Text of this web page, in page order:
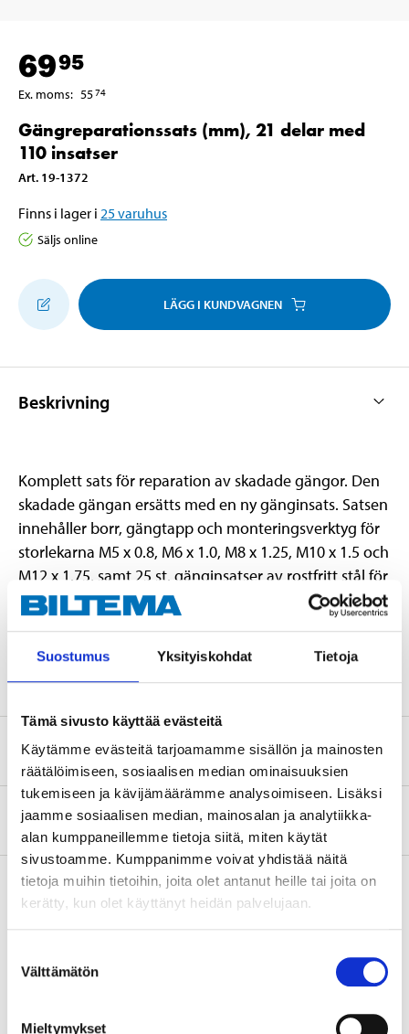
Suostumus Yksityiskohdat Tietoja
Tämä sivusto käyttää evästeitä
Käytämme evästeitä tarjoamamme sisällön ja mainosten
räätälöimiseen, sosiaalisen median ominaisuuksien
tukemiseen ja kävijämäärämme analysoimiseen. Lisäksi
jaamme sosiaalisen median, mainosalan ja analytiikka-
alan kumppaneillemme tietoja siitä, miten käytät
sivustoamme. Kumppanimme voivat yhdistää näitä
tietoja muihin tietoihin, joita olet antanut heille tai joita on
kerätty, kun olet käyttänyt heidän palvelujaan.
valinta
Välttämätön
Mieltymykset
6995
Ex. moms: 5574
Gängreparationssats (mm), 21 delar med
110 insatser
Art. 19-1372
Finns i lager i 25varuhus
Säljs online
LÄGG I KUNDVAGNEN
Beskrivning
Komplett sats för reparation av skadade gängor. Den
skadade gängan ersätts med en ny gänginsats. Satsen
innehåller borr, gängtapp och monteringsverktyg för
storlekarna M5 x 0.8, M6 x 1.0, M8 x 1.25, M10 x 1.5 och
M12 x 1.75, samt 25 st. gänginsatser av rostfritt stål för
vardera storlekarna M5-M10 och 10 st. för storlek M12.
Levereras i kraftig plåtväska.
Säkerhetsinformation och övriga dokument
Om tillverkaren